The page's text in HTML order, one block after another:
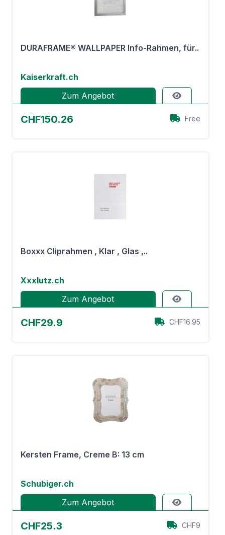
DURAFRAME® WALLPAPER Info-Rahmen, für..
Kaiserkraft.ch
Zum Angebot
CHF150.26 Free
Boxxx Cliprahmen , Klar , Glas ,..
Xxxlutz.ch
Zum Angebot
CHF29.9 CHF16.95
Kersten Frame, Creme B: 13 cm
Schubiger.ch
Zum Angebot
CHF25.3 CHF9